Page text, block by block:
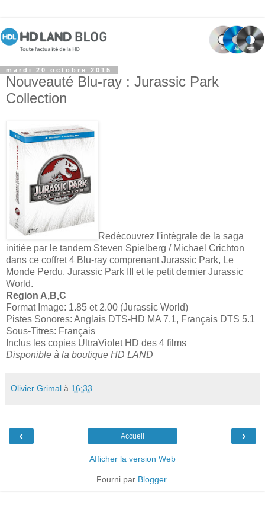
mardi 20 octobre 2015
Nouveauté Blu-ray : Jurassic Park
Collection
Redécouvrez l'intégrale de la saga
initiée par le tandem Steven Spielberg / Michael Crichton
dans ce coffret 4 Blu-ray comprenant Jurassic Park, Le
Monde Perdu, Jurassic Park III et le petit dernier Jurassic
World.
Region A,B,C
Format Image: 1.85 et 2.00 (Jurassic World)
Pistes Sonores: Anglais DTS-HD MA 7.1, Français DTS 5.1
Sous-Titres: Français
Inclus les copies UltraViolet HD des 4 films
Disponible à la boutique HD LAND
Olivier Grimal à 16:33
‹ ›
Accueil
Afficher la version Web
Fourni par Blogger.